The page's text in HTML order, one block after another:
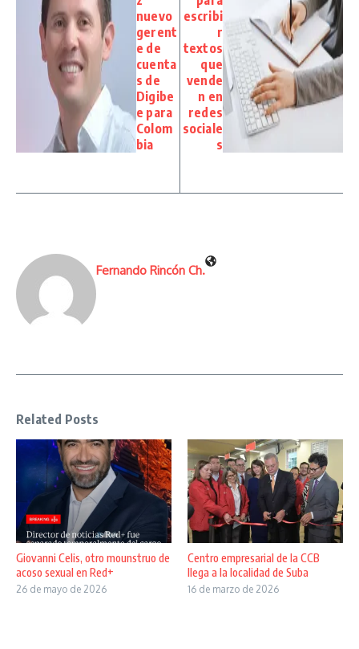
nuevo
gerent
e de
cuenta
s de
Digibe
e para
Colom
bia
escribi
r
textos
que
vende
n en
redes
sociale
s
Fernando Rincón Ch.
Related Posts
Giovanni Celis, otro mounstruo de
acoso sexual en Red+
26 de mayo de 2026
Centro empresarial de la CCB
llega a la localidad de Suba
16 de marzo de 2026